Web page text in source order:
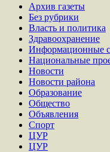
Архив газеты
Без рубрики
Власть и политика
Здравоохранение
Информационные
Национальные
Новости
Новости района
Образование
Общество
Объявления
Спорт
ЦУР
ЦУР